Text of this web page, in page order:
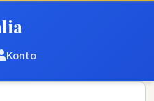
Konto